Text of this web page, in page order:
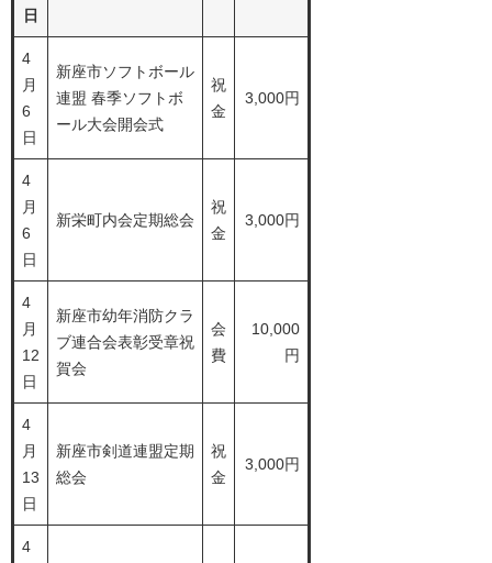
日
4
月
6
日
新座市ソフトボール
連盟 春季ソフトボ
ール大会開会式
祝
金
3,000円
4
月
6
日
新栄町内会定期総会
祝
金
3,000円
4
月
12
日
新座市幼年消防クラ
ブ連合会表彰受章祝
賀会
会
費
10,000
円
4
月
13
日
新座市剣道連盟定期
総会
祝
金
3,000円
4